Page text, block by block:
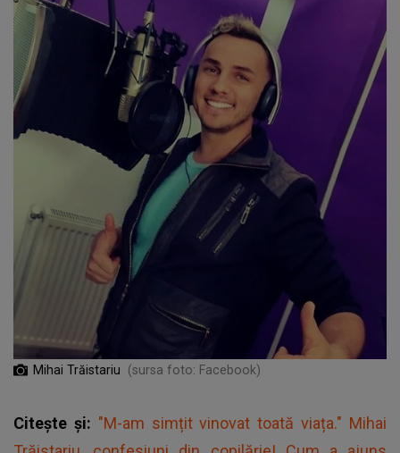
Mihai Trăistariu (sursa foto: Facebook)
Citește și: "M-am simțit vinovat toată viața." Mihai